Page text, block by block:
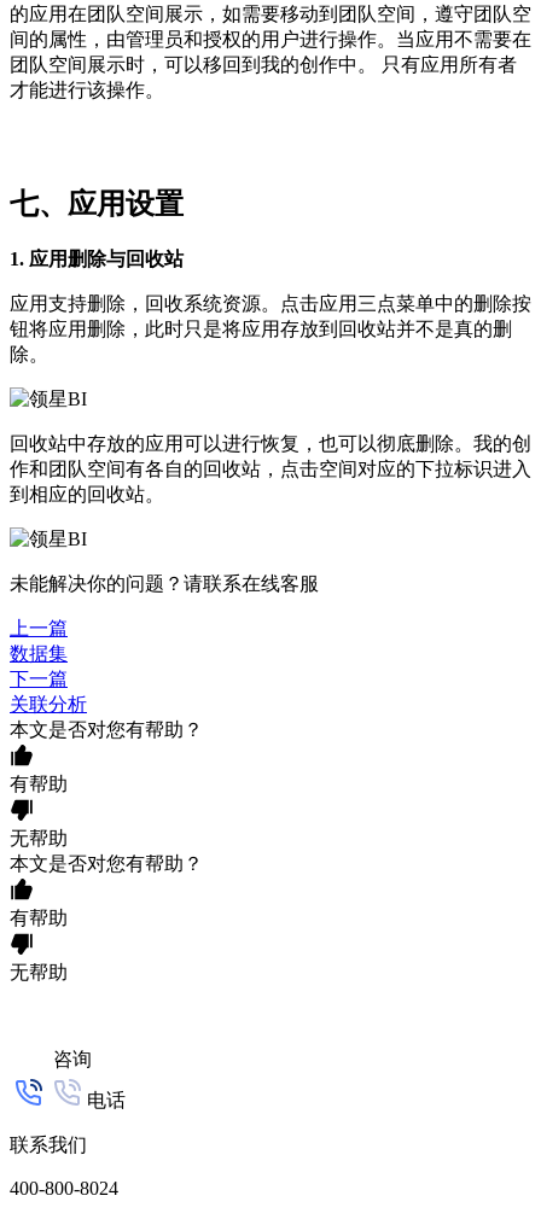
的应用在团队空间展示，如需要移动到团队空间，遵守团队空
间的属性，由管理员和授权的用户进行操作。当应用不需要在
团队空间展示时，可以移回到我的创作中。 只有应用所有者
才能进行该操作。
七、应用设置
1. 应用删除与回收站
应用支持删除，回收系统资源。点击应用三点菜单中的删除按
钮将应用删除，此时只是将应用存放到回收站并不是真的删
除。
回收站中存放的应用可以进行恢复，也可以彻底删除。我的创
作和团队空间有各自的回收站，点击空间对应的下拉标识进入
到相应的回收站。
未能解决你的问题？请联系在线客服
上一篇
数据集
下一篇
关联分析
本文是否对您有帮助？
有帮助
无帮助
本文是否对您有帮助？
有帮助
无帮助
咨询
电话
联系我们
400-800-8024